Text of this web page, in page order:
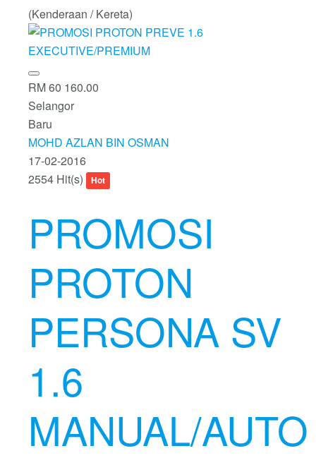
(Kenderaan / Kereta)
RM 60 160.00
Selangor
Baru
MOHD AZLAN BIN OSMAN
17-02-2016
2554 Hit(s)
Hot
PROMOSI
PROTON
PERSONA SV
1.6
MANUAL/AUTO